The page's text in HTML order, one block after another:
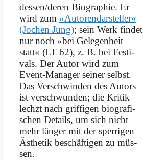
dessen/deren Bio­gra­phie. Er
wird zum »Au­toren­dar­stel­ler«
(Jo­chen Jung); sein Werk fin­det
nur noch »bei Ge­le­gen­heit
statt« (LT 62), z. B. bei Fe­sti­
vals. Der Au­tor wird zum
Event-Ma­na­ger sei­ner selbst.
Das Ver­schwin­den des Au­tors
ist ver­schwun­den; die Kri­tik
lechzt nach grif­fi­gen bio­gra­fi­
schen De­tails, um sich nicht
mehr län­ger mit der sper­ri­gen
Äs­the­tik be­schäf­ti­gen zu müs­
sen.